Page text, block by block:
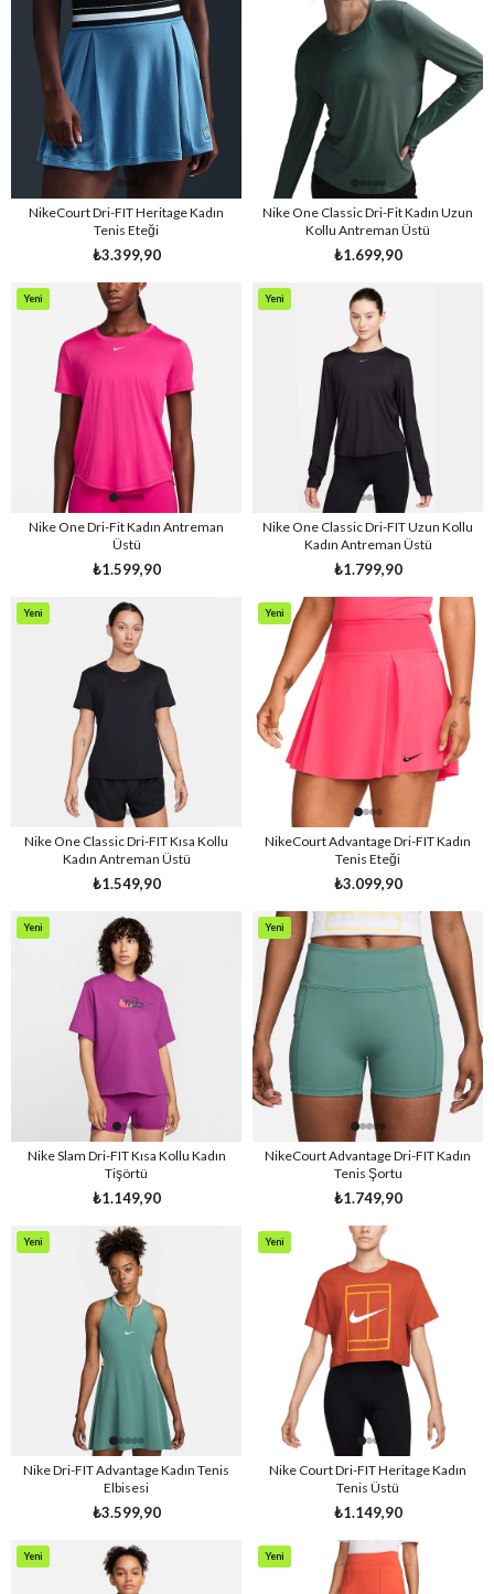
NikeCourt Dri-FIT Heritage Kadın
Tenis Eteği
₺3.399,90
Nike One Classic Dri-Fit Kadın Uzun
Kollu Antreman Üstü
₺1.699,90
Nike One Dri-Fit Kadın Antreman
Üstü
₺1.599,90
Yeni
Nike One Classic Dri-FIT Uzun Kollu
Kadın Antreman Üstü
₺1.799,90
Yeni
Nike One Classic Dri-FIT Kısa Kollu
Kadın Antreman Üstü
₺1.549,90
Yeni
NikeCourt Advantage Dri-FIT Kadın
Tenis Eteği
₺3.099,90
Yeni
Nike Slam Dri-FIT Kısa Kollu Kadın
Tişörtü
₺1.149,90
Yeni
NikeCourt Advantage Dri-FIT Kadın
Tenis Şortu
₺1.749,90
Yeni
Ürün
Nike Dri-FIT Advantage Kadın Tenis
Elbisesi
₺3.599,90
Yeni
Nike Court Dri-FIT Heritage Kadın
Tenis Üstü
₺1.149,90
Yeni
Yeni
Yeni